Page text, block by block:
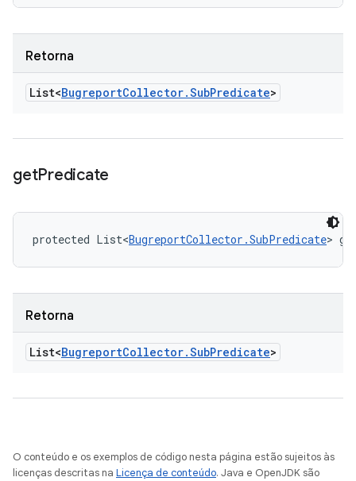
Retorna
List<BugreportCollector.SubPredicate>
getPredicate
protected List<BugreportCollector.SubPredicate>
Retorna
List<BugreportCollector.SubPredicate>
O conteúdo e os exemplos de código nesta página estão sujeitos às
licenças descritas na Licença de conteúdo. Java e OpenJDK são